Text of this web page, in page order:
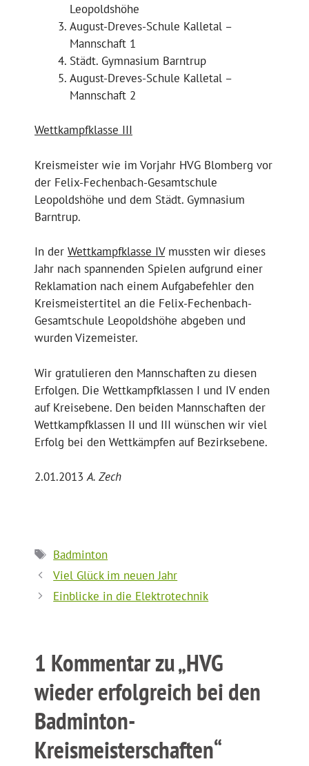
Leopoldshöhe
August-Dreves-Schule Kalletal –
Mannschaft 1
Städt. Gymnasium Barntrup
August-Dreves-Schule Kalletal –
Mannschaft 2
Wettkampfklasse III
Kreismeister wie im Vorjahr HVG Blomberg vor
der Felix-Fechenbach-Gesamtschule
Leopoldshöhe und dem Städt. Gymnasium
Barntrup.
In der Wettkampfklasse IVmussten wir dieses
Jahr nach spannenden Spielen aufgrund einer
Reklamation nach einem Aufgabefehler den
Kreismeistertitel an die Felix-Fechenbach-
Gesamtschule Leopoldshöhe abgeben und
wurden Vizemeister.
Wir gratulieren den Mannschaften zu diesen
Erfolgen. Die Wettkampfklassen I und IV enden
auf Kreisebene. Den beiden Mannschaften der
Wettkampfklassen II und III wünschen wir viel
Erfolg bei den Wettkämpfen auf Bezirksebene.
2.01.2013A. Zech
Schlagwörter
Badminton
Viel Glück im neuen Jahr
Einblicke in die Elektrotechnik
1 Kommentar zu „HVG
wieder erfolgreich bei den
Badminton-
Kreismeisterschaften“